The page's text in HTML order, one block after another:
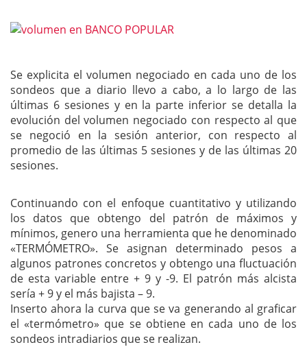
Se explicita el volumen negociado en cada uno de los
sondeos que a diario llevo a cabo, a lo largo de las
últimas 6 sesiones y en la parte inferior se detalla la
evolución del volumen negociado con respecto al que
se negoció en la sesión anterior, con respecto al
promedio de las últimas 5 sesiones y de las últimas 20
sesiones.
Continuando con el enfoque cuantitativo y utilizando
los datos que obtengo del patrón de máximos y
mínimos, genero una herramienta que he denominado
«TERMÓMETRO». Se asignan determinado pesos a
algunos patrones concretos y obtengo una fluctuación
de esta variable entre + 9 y -9. El patrón más alcista
sería + 9 y el más bajista – 9.
Inserto ahora la curva que se va generando al graficar
el «termómetro» que se obtiene en cada uno de los
sondeos intradiarios que se realizan.